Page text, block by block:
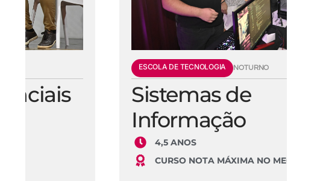
ESCOLA DE TECNOLOGIA NOTURNO
Sistemas de
Informação
CURSO NOTA MÁXIMA NO MEC